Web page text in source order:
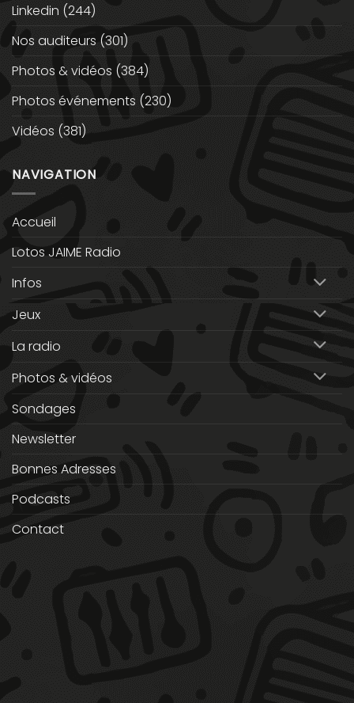
Linkedin (244)
Nos auditeurs (301)
Photos & vidéos (384)
Photos événements (230)
Vidéos (381)
NAVIGATION
Accueil
Lotos JAIME Radio
Infos
Jeux
La radio
Photos & vidéos
Sondages
Newsletter
Bonnes Adresses
Podcasts
Contact